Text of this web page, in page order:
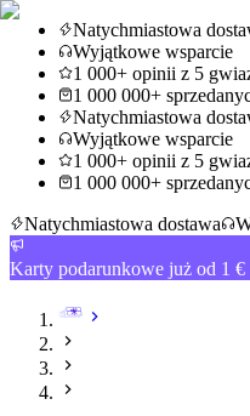
Natychmiastowa
Wyjątkowe wsparcie
1 000+ opinii z 5
1 000 000+
Natychmiastowa
Wyjątkowe wsparcie
1 000+ opinii z 5
1 000 000+
Natychmiastowa dostawa
Karty podarunkowe już od 1